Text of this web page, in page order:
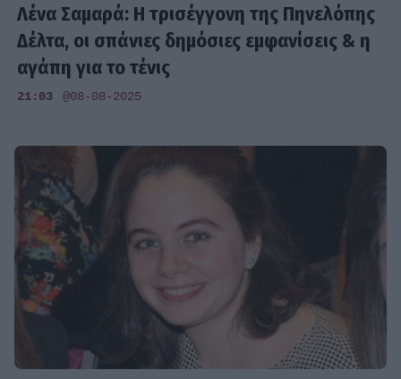
Λένα Σαμαρά: Η τρισέγγονη της Πηνελόπης
Δέλτα, οι σπάνιες δημόσιες εμφανίσεις & η
αγάπη για το τένις
21:03 @08-08-2025